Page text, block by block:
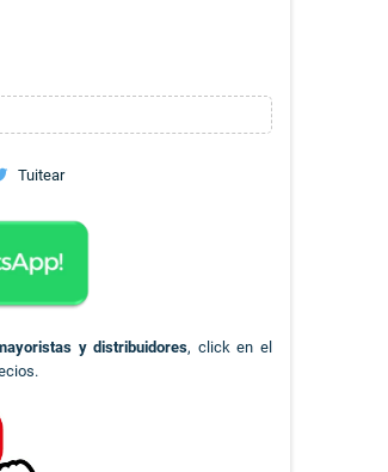
Tuitear
y distribuidores, click en el